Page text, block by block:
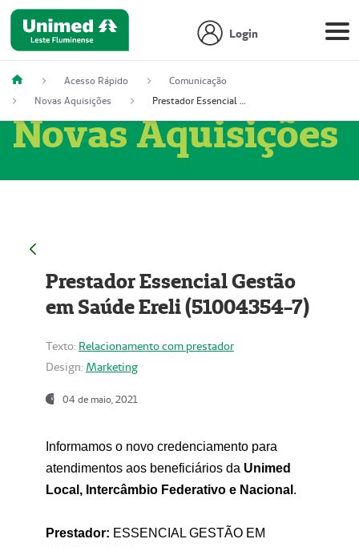
Login
Acesso Rápido
Comunicação
Novas Aquisições
Prestador Essencial Gestão em Saúde Ereli (51004354-7)
Novas Aquisições
Prestador Essencial Gestão
em Saúde Ereli (51004354-7)
Texto: Relacionamento com prestador
Design: Marketing
04 de maio, 2021
Informamos o novo credenciamento para
atendimentos aos beneficiários da Unimed
Local, Intercâmbio Federativo e Nacional .
Prestador: ESSENCIAL GESTÃO EM